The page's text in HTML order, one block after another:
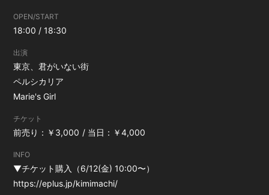
OPEN/START
18:00 / 18:30
出演
東京、君がいない街
ペルシカリア
Marie's Girl
チケット
前売り：￥3,000 当日：￥4,000
INFO
▼チケット購入（6/12(金) 10:00〜）
https://eplus.jp/kimimachi/